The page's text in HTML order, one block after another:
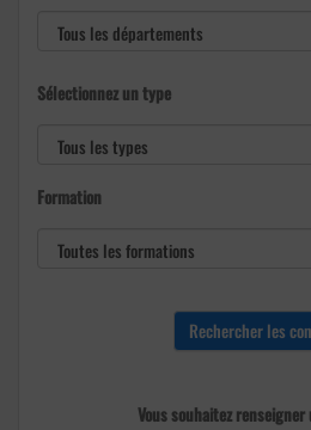
Sélectionnez un type
Formation
Vous souhaitez